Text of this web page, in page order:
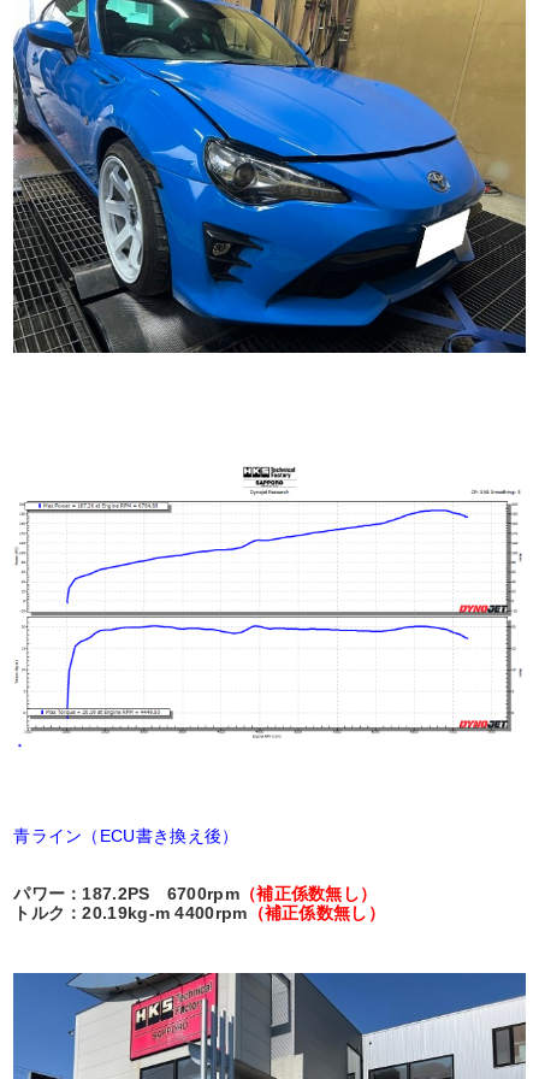
青ライン（ECU書き換え後）
パワー：187.2PS 6700rpm（補正係数無し）
トルク：20.19kg-m 4400rpm （補正係数無し）